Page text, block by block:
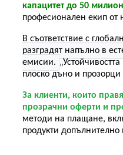
капацитет до 50
професионален екип от
В съответствие с
разградят напълно в
емисии.
плоско дъно и
За клиенти, които
прозрачни оферти и
методи на плащане,
продукти допълнително